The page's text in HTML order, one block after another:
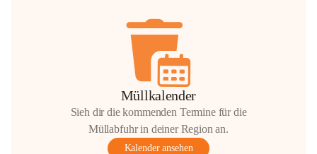
Müllkalender
Sieh dir die kommenden Termine für die
Müllabfuhr in deiner Region an.
Kalender ansehen